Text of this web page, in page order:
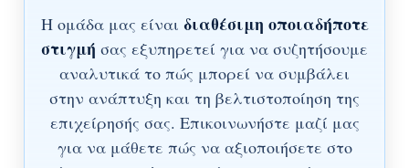
Η ομάδα μας είναι διαθέσιμη οποιαδήποτε
στιγμή σας εξυπηρετεί για να συζητήσουμε
αναλυτικά το πώς μπορεί να συμβάλει
στην ανάπτυξη και τη βελτιστοποίηση της
επιχείρησής σας. Επικοινωνήστε μαζί μας
για να μάθετε πώς να αξιοποιήσετε στο